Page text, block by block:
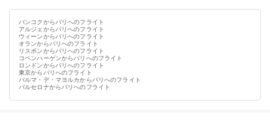
バンコクからパリへのフライト
アルジェからパリへのフライト
ウィーンからパリへのフライト
オランからパリへのフライト
リスボンからパリへのフライト
コペンハーゲンからパリへのフライト
ロンドンからパリへのフライト
東京からパリへのフライト
パルマ・デ・マヨルカからパリへのフライト
バルセロナからパリへのフライト